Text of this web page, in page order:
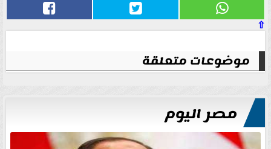
⇧
موضوعات متعلقة
مصر اليوم